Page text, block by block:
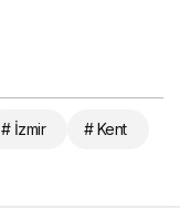
# İzmir # Kent